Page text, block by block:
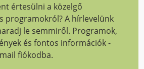
értesülni a közelgő
programokról? A hírlevelünk
le semmiről. Programok,
és fontos információk -
fiókodba.